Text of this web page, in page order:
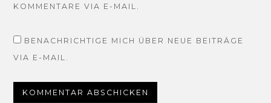
KOMMENTARE VIA E-MAIL.
BENACHRICHTIGE MICH ÜBER NEUE BEITRÄGE
VIA E-MAIL.